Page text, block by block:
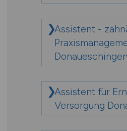
Assistent -
Donaueschingen
Assistent für
Versorgung